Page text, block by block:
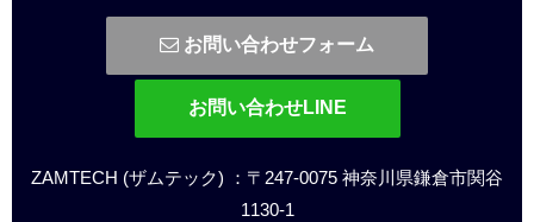
お問い合わせフォーム
お問い合わせLINE
ZAMTECH (ザムテック) ：〒247-0075 神奈川県鎌倉市関谷
1130-1